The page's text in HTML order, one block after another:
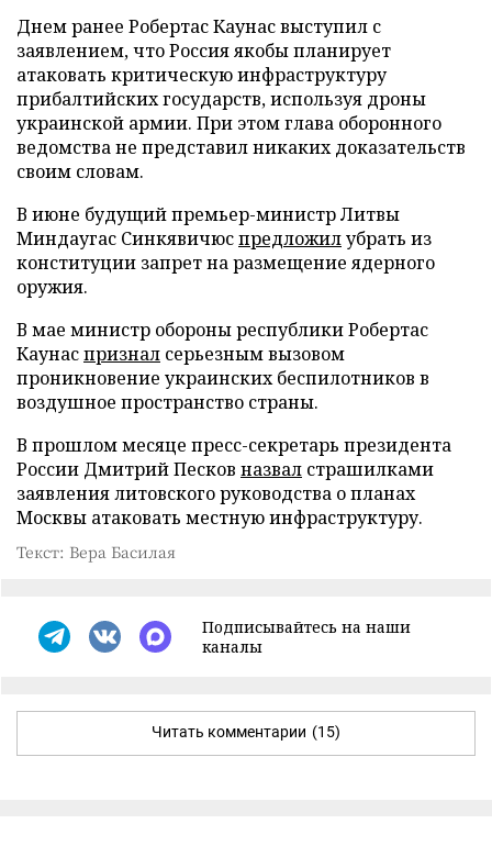
Днем ранее Робертас Каунас выступил с
заявлением, что Россия якобы планирует
атаковать критическую инфраструктуру
прибалтийских государств, используя дроны
украинской армии. При этом глава оборонного
ведомства не представил никаких доказательств
своим словам.
В июне будущий премьер-министр Литвы
Миндаугас Синкявичюспредложилубрать из
конституции запрет на размещение ядерного
оружия.
В мае министр обороны республики Робертас
Каунаспризнал серьезным вызовом
проникновение украинских беспилотников в
воздушное пространство страны.
В прошлом месяце пресс-секретарь президента
России Дмитрий Песков назвал страшилками
заявления литовского руководства о планах
Москвы атаковать местную инфраструктуру.
Текст: Вера Басилая
Подписывайтесь на наши
каналы
Читать комментарии (15)